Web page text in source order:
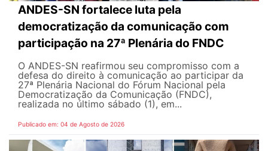
ANDES-SN fortalece luta pela
democratização da comunicação com
participação na 27ª Plenária do FNDC
O ANDES-SN reafirmou seu compromisso com a
defesa do direito à comunicação ao participar da
27ª Plenária Nacional do Fórum Nacional pela
Democratização da Comunicação (FNDC),
realizada no último sábado (1), em...
Publicado em: 04 de Agosto de 2026